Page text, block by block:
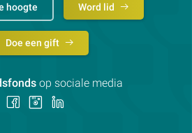
hoogte Word lid
Doe een gift
op sociale media
Volg
ons
Volg